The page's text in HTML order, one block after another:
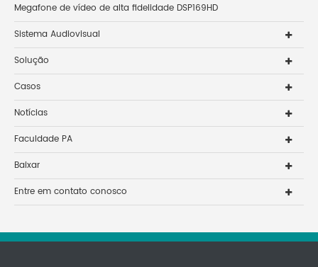
Megafone de vídeo de alta fidelidade DSP169HD
Sistema Audiovisual
Solução
Casos
Notícias
Faculdade PA
Baixar
Entre em contato conosco